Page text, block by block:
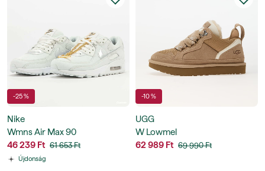
-25 %
Nike
Wmns Air Max 90
46 239 Ft 61 653 Ft
Újdonság
-10 %
UGG
W Lowmel
62 989 Ft 69 990 Ft